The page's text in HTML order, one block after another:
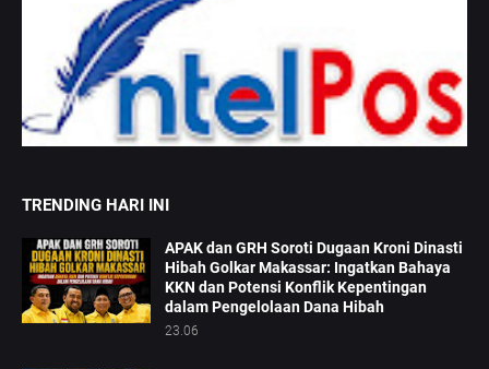
TRENDING HARI INI
APAK dan GRH Soroti Dugaan Kroni Dinasti
Hibah Golkar Makassar: Ingatkan Bahaya
KKN dan Potensi Konflik Kepentingan
dalam Pengelolaan Dana Hibah
23.06